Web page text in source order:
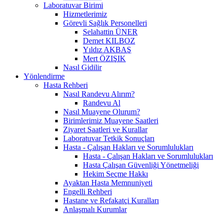
Laboratuvar Birimi
Hizmetlerimiz
Görevli Sağlık Personelleri
Selahattin ÜNER
Demet KILBOZ
Yıldız AKBAŞ
Mert ÖZIŞIK
Nasıl Gidilir
Yönlendirme
Hasta Rehberi
Nasıl Randevu Alırım?
Randevu Al
Nasıl Muayene Olurum?
Birimlerimiz Muayene Saatleri
Ziyaret Saatleri ve Kurallar
Laboratuvar Tetkik Sonuçları
Hasta - Çalışan Hakları ve Sorumlulukları
Hasta - Çalışan Hakları ve Sorumlulukları
Hasta Çalışan Güvenliği Yönetmeliği
Hekim Seçme Hakkı
Ayaktan Hasta Memnuniyeti
Engelli Rehberi
Hastane ve Refakatçi Kuralları
Anlaşmalı Kurumlar